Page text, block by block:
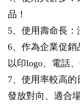
品！
5、使用壽命長：
6、作為企業促
以印logo、電話
7、使用率較高的
發放對向、適合